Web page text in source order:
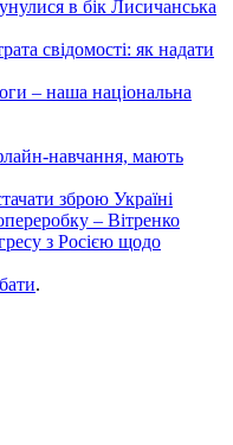
в бік Лисичанська
свідомості: як надати
– наша національна
навчання, мають
зброю Україні
– Вітренко
з Росією щодо
.